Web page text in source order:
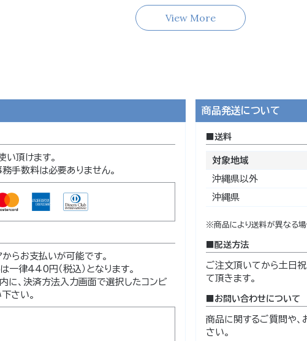
View More
い頂けます。
手数料は必要ありません。
らお支払いが可能です。
一律440円（税込）となります。
に、決済方法入力画面で選択したコンビ
さい。
商品発送について
送料
対象地域
沖縄県以外
沖縄県
※商品により送料が異なる場
配送方法
ご注文頂いてから土日
て頂きます。
お問い合わせについて
商品に関するご質問や
さい。